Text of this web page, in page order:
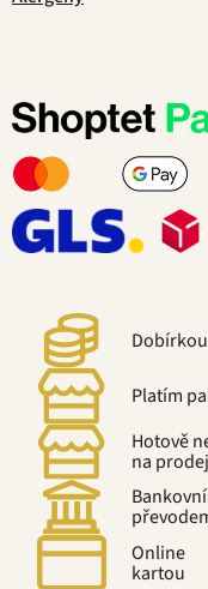
Dobírkou
Platím
Hotově
na
Online
kartou